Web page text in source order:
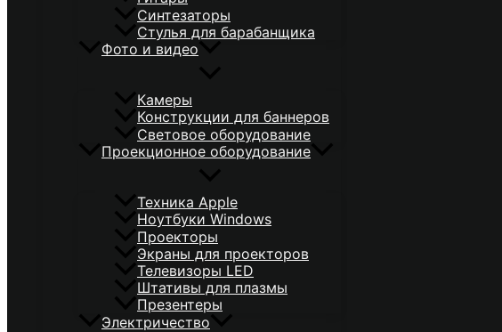
Синтезаторы
Стулья для барабанщика
Фото и видео
Камеры
Конструкции для баннеров
Световое оборудование
Проекционное оборудование
Техника Apple
Ноутбуки Windows
Проекторы
Экраны для проекторов
Телевизоры LED
Штативы для плазмы
Презентеры
Электричество